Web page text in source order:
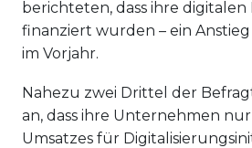
berichteten, dass ihre
finanziert wurden – ein
im Vorjahr.
Nahezu zwei Drittel der
an, dass ihre Unternehmen nur
Umsatzes für